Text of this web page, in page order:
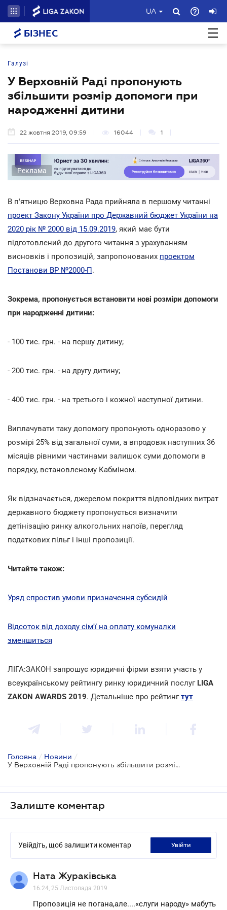
UA
БІЗНЕС
Галузі
У Верховній Раді пропонують
збільшити розмір допомоги при
народженні дитини
22 жовтня 2019, 09:59 16044 1
Реклама
В п'ятницю Верховна Рада прийняла в першому читанні
проект Закону України про Державний бюджет України на
2020 рік № 2000 від 15.09.2019, який має бути
підготовлений до другого читання з урахуванням
висновків і пропозицій, запропонованих проектом
Постанови ВР №2000-П.
Зокрема, пропонується встановити нові розміри допомоги
при народженні дитини:
- 100 тис. грн. - на першу дитину;
- 200 тис. грн. - на другу дитину;
- 400 тис. грн. - на третього і кожної наступної дитини.
Виплачувати таку допомогу пропонують одноразово у
розмірі 25% від загальної суми, а впродовж наступних 36
місяців рівними частинами залишок суми допомоги в
порядку, встановленому Кабміном.
Як відзначається, джерелом покриття відповідних витрат
державного бюджету пропонується визначити
детінізацію ринку алкогольних напоїв, перегляд
податкових пільг і інші пропозиції.
Читайте також:
Уряд спростив умови призначення субсидій
Відсоток від доходу сім'ї на оплату комуналки
зменшиться
ЛІГА:ЗАКОН запрошує юридичні фірми взяти участь у
всеукраїнському рейтингу ринку юридичний послуг LIGA
ZAKON AWARDS 2019. Детальніше про рейтингтут
Головна / Новини /
У Верховній Раді пропонують збільшити розмір допомоги при народженні дитини
Залиште коментар
Увійдіть, щоб залишити коментар увійти
Ната Жураківська
16.24, 25 Листопада 2019
Пропозиція не погана,але....«слуги народу» мабуть